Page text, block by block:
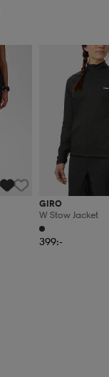
GIRO
W Stow Jacket
399:-